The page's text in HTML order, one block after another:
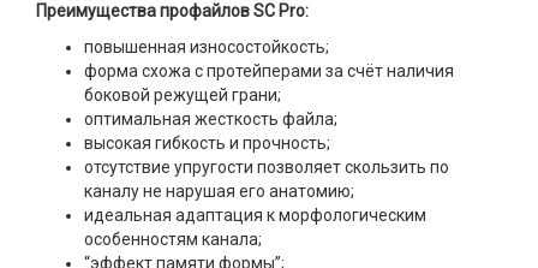
Преимущества профайлов SC Pro:
повышенная износостойкость;
форма схожа с протейперами за счёт наличия
боковой режущей грани;
оптимальная жесткость файла;
высокая гибкость и прочность;
отсутствие упругости позволяет скользить по
каналу не нарушая его анатомию;
идеальная адаптация к морфологическим
особенностям канала;
“эффект памяти формы”;